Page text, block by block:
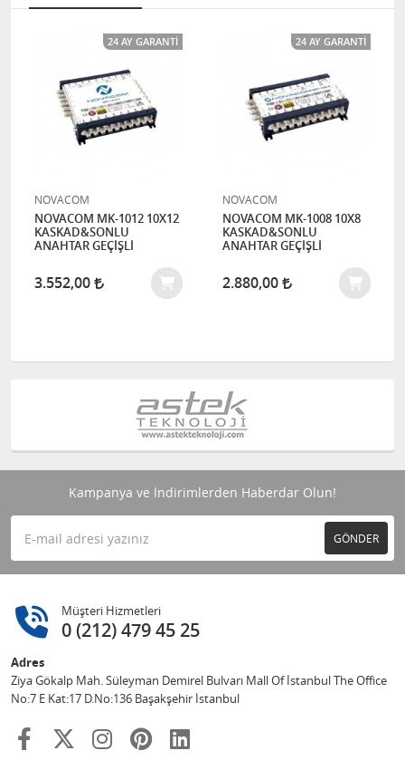
24 AY GARANTI
NOVACOM
NOVACOM MK-1012 10X12
KASKAD&SONLU
ANAHTAR GEÇİŞLİ
3.552,00
24 AY GARANTI
NOVACOM
NOVACOM MK-1008 10X8
KASKAD&SONLU
ANAHTAR GEÇİŞLİ
2.880,00
Kampanya ve İndirimlerden Haberdar Olun!
GÖNDER
Müşteri Hizmetleri
0 (212) 479 45 25
Adres
Ziya Gökalp Mah. Süleyman Demirel Bulvarı Mall Of İstanbul The Office
No:7 E Kat:17 D.No:136 Başakşehir İstanbul